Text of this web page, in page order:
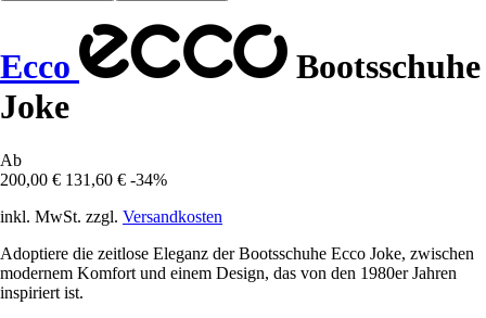
Ecco
Bootsschuhe
Joke
Ab
200,00 € 131,60 € -34%
inkl. MwSt. zzgl. Versandkosten
Adoptiere die zeitlose Eleganz der Bootsschuhe Ecco Joke, zwischen
modernem Komfort und einem Design, das von den 1980er Jahren
inspiriert ist.